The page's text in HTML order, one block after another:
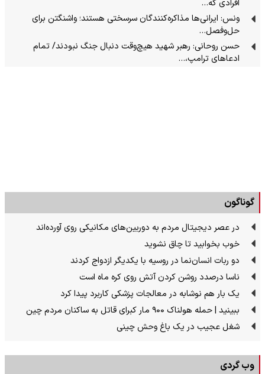
افرادی که…
ونس: ایرانی‌ها مذاکره‌کنندگان سرسختی هستند؛ واشنگتن برای
حل‌وفصل…
حسن روحانی: رهبر شهید هیچ‌وقت دنبال جنگ نبودند/ تمام
ادعاهای ترامپ،…
گوناگون
در عصر دیجیتال مردم به دوربین‌های مکانیکی روی آورده‌اند
خوب بخوابید تا چاق نشوید
دو ربات انسان‌نما در روسیه با یکدیگر ازدواج کردند
ناسا درصدد روشن کردن آتش روی کره ماه است
یک بار هم نوشابه در معالجات پزشکی کاربرد پیدا کرد
ببینید | حمله هولناک ۹۰۰ مار کبرای قاتل به ساکنان مردم چین
شغل عجیب در یک باغ وحش چینی
وب گردی